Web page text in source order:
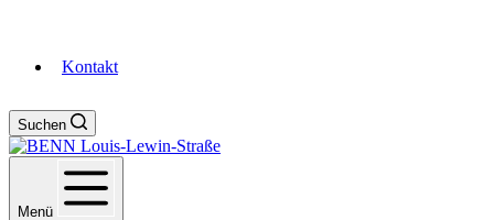
Kontakt
Suchen
Menü